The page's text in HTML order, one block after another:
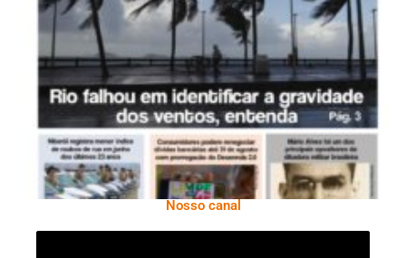
Ano X – Número 366 01 A 07 De Agosto De
2026
Nosso canal